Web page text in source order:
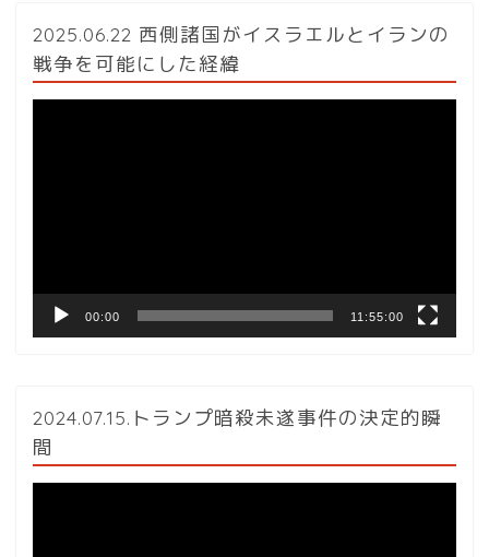
2025.06.22 西側諸国がイスラエルとイランの
戦争を可能にした経緯
00:00 11:55:00
2024.07.15.トランプ暗殺未遂事件の決定的瞬
間